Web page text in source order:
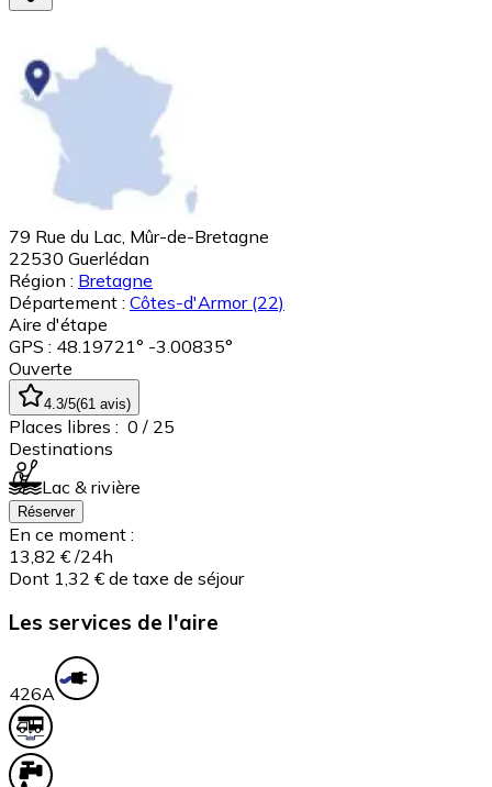
79 Rue du Lac, Mûr-de-Bretagne
22530 Guerlédan
Région : Bretagne
Département : Côtes-d'Armor (22)
Aire d'étape
GPS : 48.19721° -3.00835°
Ouverte
4.3/5(61 avis)
Places libres : 0 / 25
Destinations
Lac & rivière
Réserver
En ce moment :
13,82 € /24h
Dont 1,32 € de taxe de séjour
Les services de l'aire
426A